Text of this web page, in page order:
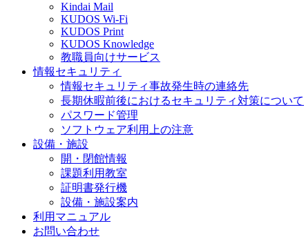
Kindai Mail
KUDOS Wi-Fi
KUDOS Print
KUDOS Knowledge
教職員向けサービス
情報セキュリティ
情報セキュリティ事故発生時の連絡先
長期休暇前後におけるセキュリティ対策について
パスワード管理
ソフトウェア利用上の注意
設備・施設
開・閉館情報
課題利用教室
証明書発行機
設備・施設案内
利用マニュアル
お問い合わせ